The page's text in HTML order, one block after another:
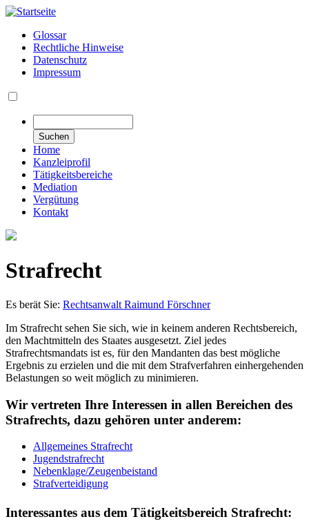
Direkt
Inhalt
Secondary
links
Glossar
Rechtliche Hinweise
Datenschutz
Impressum
Navigation
Home
Kanzleiprofil
Tätigkeitsbereiche
Mediation
Vergütung
Kontakt
Strafrecht
Es berät Sie: Rechtsanwalt Raimund Förschner
Im Strafrecht sehen Sie sich, wie in keinem anderen Rechtsbereich,
den Machtmitteln des Staates ausgesetzt. Ziel jedes
Strafrechtsmandats ist es, für den Mandanten das best mögliche
Ergebnis zu erzielen und die mit dem Strafverfahren einhergehenden
Belastungen so weit möglich zu minimieren.
Wir vertreten Ihre Interessen in allen Bereichen des
Strafrechts, dazu gehören unter anderem:
Allgemeines Strafrecht
Jugendstrafrecht
Nebenklage/Zeugenbeistand
Strafverteidigung
Interessantes aus dem Tätigkeitsbereich Strafrecht: